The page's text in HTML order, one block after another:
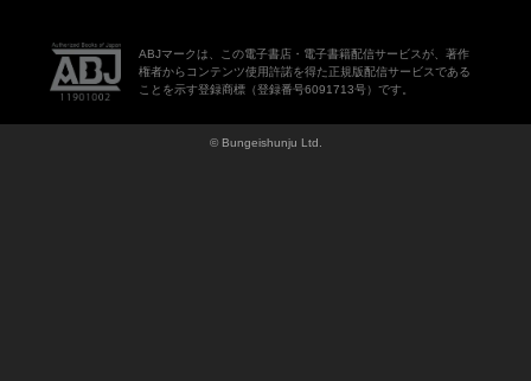
ABJマークは、この電子書店・電子書籍配信サービスが、著作
権者からコンテンツ使用許諾を得た正規版配信サービスである
ことを示す登録商標（登録番号6091713号）です。
© Bungeishunju Ltd.